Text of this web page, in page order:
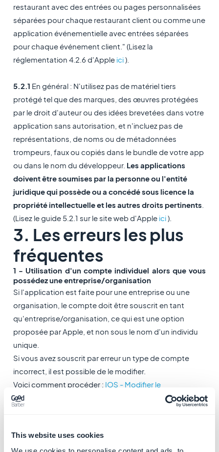
This website uses cookies
restaurant avec des entrées ou pages personnalisées
séparées pour chaque restaurant client ou comme une
application événementielle avec entrées séparées
pour chaque événement client." (Lisez la
réglementation 4.2.6 d'Apple ici).
5.2.1 En général : N'utilisez pas de matériel tiers
protégé tel que des marques, des œuvres protégées
par le droit d'auteur ou des idées brevetées dans votre
application sans autorisation, et n'incluez pas de
représentations, de noms ou de métadonnées
trompeurs, faux ou copiés dans le bundle de votre app
ou dans le nom du développeur. Les applications
doivent être soumises par la personne ou l'entité
juridique qui possède ou a concédé sous licence la
propriété intellectuelle et les autres droits pertinents
(Lisez le guide 5.2.1 sur le site web d'Apple ici).
3. Les erreurs les plus
fréquentes
1 - Utilisation d'un compte individuel alors que vous
possédez une entreprise/organisation
Si l'application est faite pour une entreprise ou une
organisation, le compte doit être souscrit en tant
qu'entreprise/organisation, ce qui est une option
proposée par Apple, et non sous le nom d'un individu
unique.
Si vous avez souscrit par erreur un type de compte
incorrect, il est possible de le modifier.
Voici comment procéder : IOS - Modifier le
compte développeur Apple de type "individual" en
2 - Utiliser son propre compte de développeur Apple